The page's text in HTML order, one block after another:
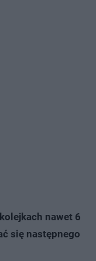
nawet 6
się następnego